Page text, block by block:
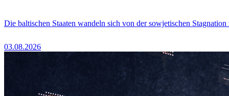
Die baltischen Staaten wandeln sich von der sowjetischen
03.08.2026